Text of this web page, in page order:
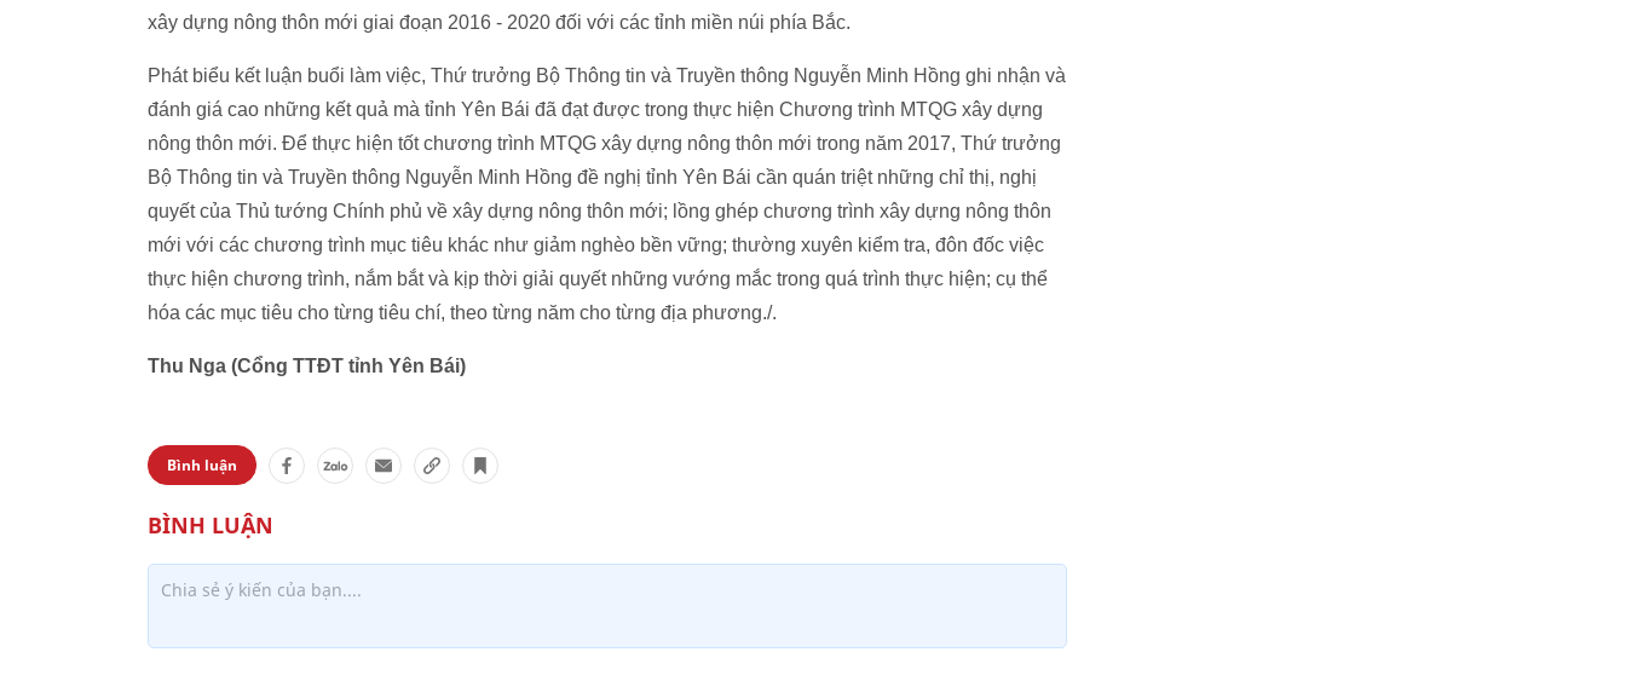
xây dựng nông thôn mới giai đoạn 2016 - 2020 đối với các tỉnh miền núi phía Bắc.
Phát biểu kết luận buổi làm việc, Thứ trưởng Bộ Thông tin và Truyền thông Nguyễn Minh Hồng ghi nhận và
đánh giá cao những kết quả mà tỉnh Yên Bái đã đạt được trong thực hiện Chương trình MTQG xây dựng
nông thôn mới. Để thực hiện tốt chương trình MTQG xây dựng nông thôn mới trong năm 2017, Thứ trưởng
Bộ Thông tin và Truyền thông Nguyễn Minh Hồng đề nghị tỉnh Yên Bái cần quán triệt những chỉ thị, nghị
quyết của Thủ tướng Chính phủ về xây dựng nông thôn mới; lồng ghép chương trình xây dựng nông thôn
mới với các chương trình mục tiêu khác như giảm nghèo bền vững; thường xuyên kiểm tra, đôn đốc việc
thực hiện chương trình, nắm bắt và kịp thời giải quyết những vướng mắc trong quá trình thực hiện; cụ thể
hóa các mục tiêu cho từng tiêu chí, theo từng năm cho từng địa phương./.
Thu Nga (Cổng TTĐT tỉnh Yên Bái)
Bình luận